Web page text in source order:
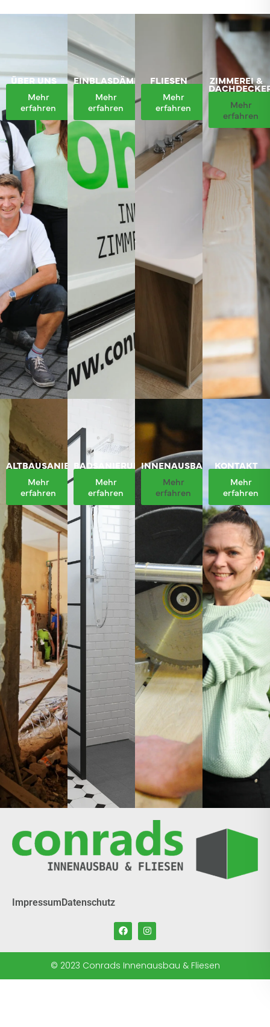
ÜBER UNS
Mehr
erfahren
EINBLASDÄMMUNG
Mehr
erfahren
FLIESEN
Mehr
erfahren
ZIMMEREI &
Mehr
erfahren
ALTBAUSANIERUNG
Mehr
erfahren
BADSANIERUNG
Mehr
erfahren
INNENAUSBAU
Mehr
erfahren
KONTAKT
Mehr
erfahren
ImpressumDatenschutz
© 2023 Conrads Innenausbau & Fliesen